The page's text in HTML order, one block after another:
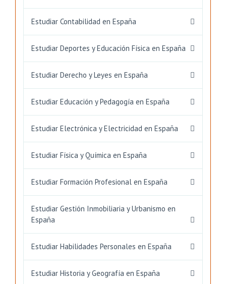
Estudiar Contabilidad en España
Estudiar Deportes y Educación Física en España
Estudiar Derecho y Leyes en España
Estudiar Educación y Pedagogía en España
Estudiar Electrónica y Electricidad en España
Estudiar Física y Química en España
Estudiar Formación Profesional en España
Estudiar Gestión Inmobiliaria y Urbanismo en
España
Estudiar Habilidades Personales en España
Estudiar Historia y Geografía en España